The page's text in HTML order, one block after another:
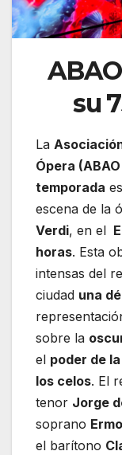
su
La
Ópera
temporada
escena de la
Verdi, en el
horas. Esta
intensas del
ciudad una
sobre la
el poder de
los celos. El
tenor Jorge
soprano
el barítono